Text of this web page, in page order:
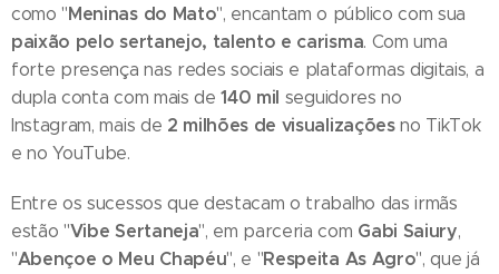
como "Meninas do Mato", encantam o público com sua
paixão pelo sertanejo, talento e carisma. Com uma
forte presença nas redes sociais e plataformas digitais, a
dupla conta com mais de140 mil seguidores no
Instagram, mais de 2 milhões de visualizaçõesno TikTok
e no YouTube.
Entre os sucessos que destacam o trabalho das irmãs
estão "Vibe Sertaneja", em parceria com Gabi Saiury,
"Abençoe o Meu Chapéu", e "Respeita As Agro", que já